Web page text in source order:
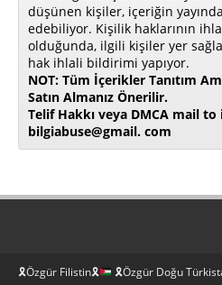
düşünen kişiler, içeriğin
edebiliyor. Kişilik haklarının
olduğunda, ilgili kişiler yer
hak ihlali bildirimi yapıyor.
NOT: Tüm İçerikler Tanıtım
Satın Almanız Önerilir.
Telif Hakkı veya DMCA mail
bilgiabuse@gmail. com
🎗Özgür Filistin🎗
🎗Özgür Doğu